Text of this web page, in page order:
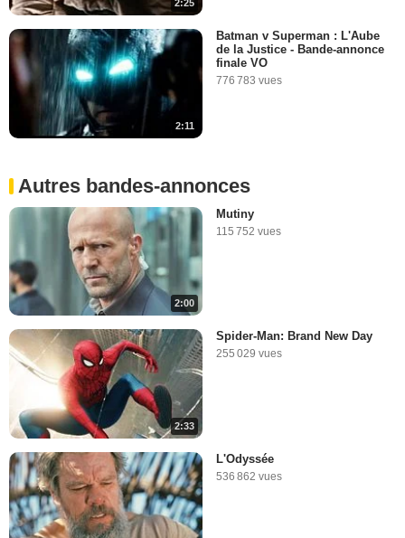
2:25
2:11
Batman v Superman : L'Aube
de la Justice - Bande-annonce
finale VO
776 783 vues
Autres bandes-annonces
2:00
Mutiny
115 752 vues
2:33
Spider-Man: Brand New Day
255 029 vues
L'Odyssée
536 862 vues